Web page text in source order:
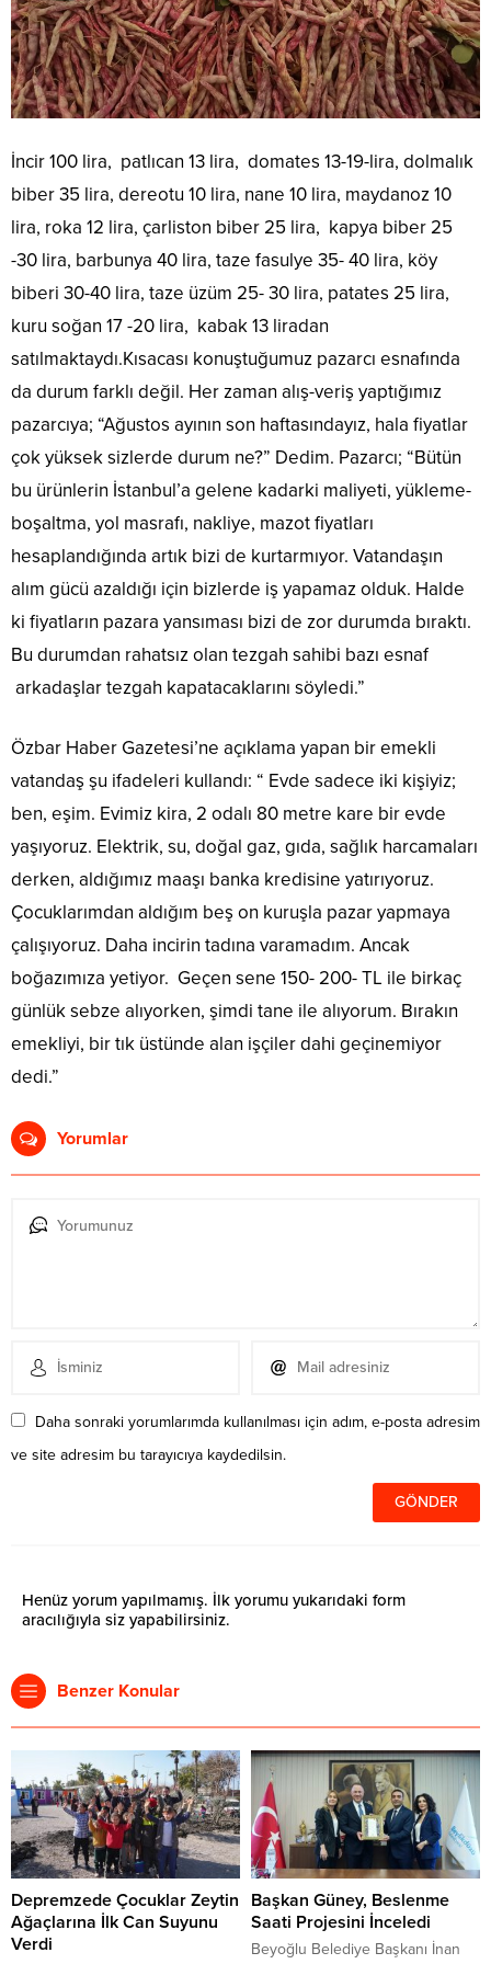
İncir 100 lira, patlıcan 13 lira, domates 13-19-lira, dolmalık
biber 35 lira, dereotu 10 lira, nane 10 lira, maydanoz 10
lira, roka 12 lira, çarliston biber 25 lira, kapya biber 25
-30 lira, barbunya 40 lira, taze fasulye 35- 40 lira, köy
biberi 30-40 lira, taze üzüm 25- 30 lira, patates 25 lira,
kuru soğan 17 -20 lira, kabak 13 liradan
satılmaktaydı.Kısacası konuştuğumuz pazarcı esnafında
da durum farklı değil. Her zaman alış-veriş yaptığımız
pazarcıya; “Ağustos ayının son haftasındayız, hala fiyatlar
çok yüksek sizlerde durum ne?” Dedim. Pazarcı; “Bütün
bu ürünlerin İstanbul’a gelene kadarki maliyeti, yükleme-
boşaltma, yol masrafı, nakliye, mazot fiyatları
hesaplandığında artık bizi de kurtarmıyor. Vatandaşın
alım gücü azaldığı için bizlerde iş yapamaz olduk. Halde
ki fiyatların pazara yansıması bizi de zor durumda bıraktı.
Bu durumdan rahatsız olan tezgah sahibi bazı esnaf
arkadaşlar tezgah kapatacaklarını söyledi.”
Özbar Haber Gazetesi’ne açıklama yapan bir emekli
vatandaş şu ifadeleri kullandı: “ Evde sadece iki kişiyiz;
ben, eşim. Evimiz kira, 2 odalı 80 metre kare bir evde
yaşıyoruz. Elektrik, su, doğal gaz, gıda, sağlık harcamaları
derken, aldığımız maaşı banka kredisine yatırıyoruz.
Çocuklarımdan aldığım beş on kuruşla pazar yapmaya
çalışıyoruz. Daha incirin tadına varamadım. Ancak
boğazımıza yetiyor. Geçen sene 150- 200- TL ile birkaç
günlük sebze alıyorken, şimdi tane ile alıyorum. Bırakın
emekliyi, bir tık üstünde alan işçiler dahi geçinemiyor
dedi.”
Yorumlar
Daha sonraki yorumlarımda kullanılması için adım, e-posta adresim
ve site adresim bu tarayıcıya kaydedilsin.
Henüz yorum yapılmamış. İlk yorumu yukarıdaki form
aracılığıyla siz yapabilirsiniz.
Benzer Konular
Depremzede Çocuklar Zeytin
Ağaçlarına İlk Can Suyunu
Verdi
Başkan Güney, Beslenme
Saati Projesini İnceledi
Beyoğlu Belediye Başkanı İnan